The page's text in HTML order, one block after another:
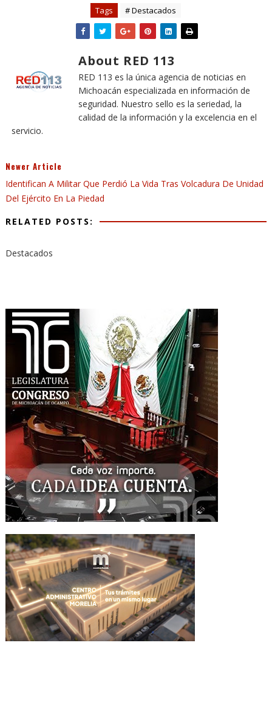
Tags # Destacados
About RED 113
RED 113 es la única agencia de noticias en
Michoacán especializada en información de
seguridad. Nuestro sello es la seriedad, la
calidad de la información y la excelencia en el
servicio.
Newer Article
Identifican A Militar Que Perdió La Vida Tras Volcadura De Unidad
Del Ejército En La Piedad
RELATED POSTS:
Destacados